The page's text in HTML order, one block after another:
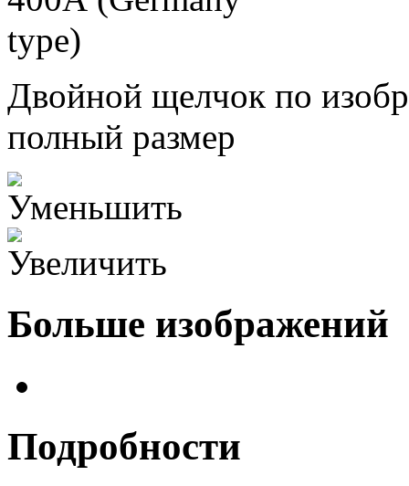
Двойной щелчок по
полный размер
Больше изображений
Подробности